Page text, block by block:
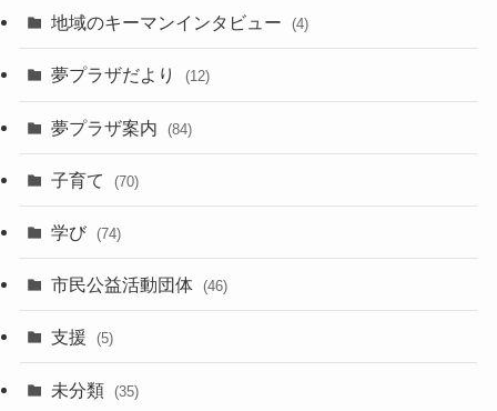
地域のキーマンインタビュー (4)
夢プラザだより (12)
夢プラザ案内 (84)
子育て (70)
学び (74)
市民公益活動団体 (46)
支援 (5)
未分類 (35)